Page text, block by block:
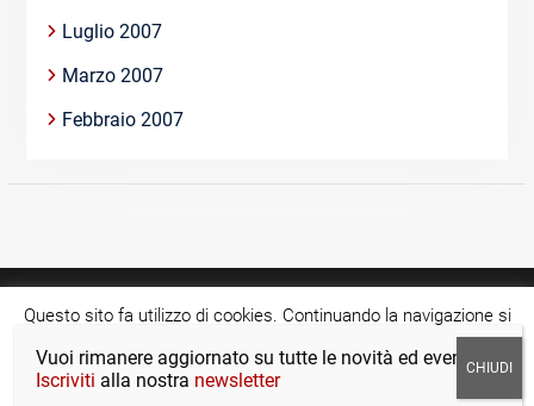
Luglio 2007
Marzo 2007
Febbraio 2007
Copyright © >Tutti i diritti riservati.
Questo sito fa utilizzo di cookies. Continuando la navigazione si
acconsente all'utilizzo di tale tecnologia.
Cookie settings
ACCETTA
Vuoi rimanere aggiornato su tutte le novità ed eventi?
Iscriviti alla nostra newsletter